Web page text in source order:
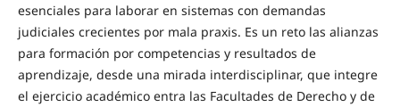
esenciales para laborar en sistemas con demandas
judiciales crecientes por mala praxis. Es un reto las alianzas
para formación por competencias y resultados de
aprendizaje, desde una mirada interdisciplinar, que integre
el ejercicio académico entra las Facultades de Derecho y de